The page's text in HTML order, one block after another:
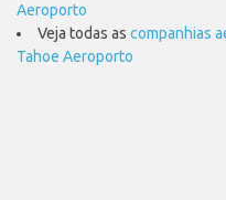
Aeroporto
Veja todas as companhias
Tahoe Aeroporto